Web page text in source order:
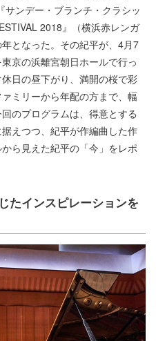
ンデー・ブランチ・クラシッ
2018』（横浜赤レンガ
となった。その紀平が、4月7
京の浜離宮朝日ホールで行っ
日の昼下がり、満開の桜で彩
ミリーから年配の方まで、幅
のプログラムは、得意とする
えつつ、紀平が作編曲した作
ら見えた紀平の「今」をレポ
たインスピレーションを